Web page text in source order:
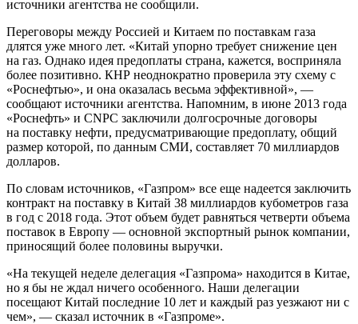
источники агентства не сообщили.
Переговоры между Россией и Китаем по поставкам газа
длятся уже много лет. «Китай упорно требует снижение цен
на газ. Однако идея предоплаты страна, кажется, восприняла
более позитивно. КНР неоднократно проверила эту схему с
«Роснефтью», и она оказалась весьма эффективной», —
сообщают источники агентства. Напомним, в июне 2013 года
«Роснефть» и CNPC заключили долгосрочные договоры
на поставку нефти, предусматривающие предоплату, общий
размер которой, по данным СМИ, составляет 70 миллиардов
долларов.
По словам источников, «Газпром» все еще надеется заключить
контракт на поставку в Китай 38 миллиардов кубометров газа
в год с 2018 года. Этот объем будет равняться четверти объема
поставок в Европу — основной экспортный рынок компании,
приносящий более половины выручки.
«На текущей неделе делегация «Газпрома» находится в Китае,
но я бы не ждал ничего особенного. Наши делегации
посещают Китай последние 10 лет и каждый раз уезжают ни с
чем», — сказал источник в «Газпроме».